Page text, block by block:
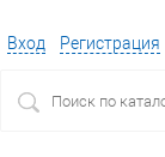
Вход Регистрация